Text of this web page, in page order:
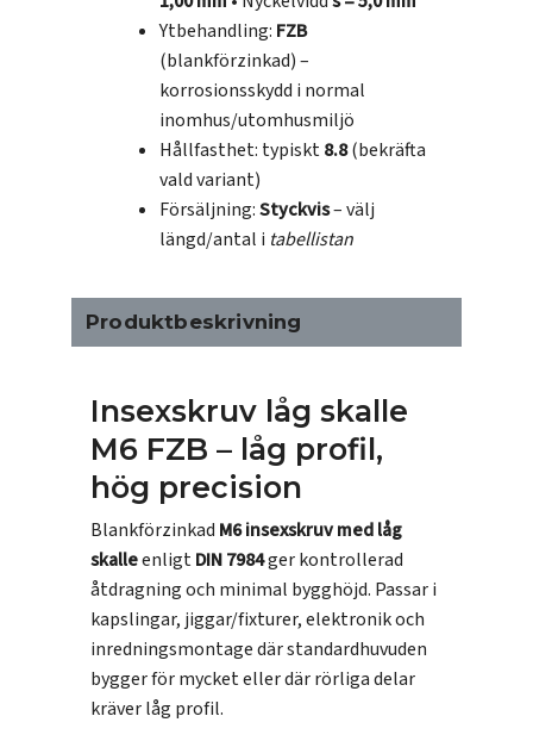
Ytbehandling: FZB
(blankförzinkad) –
korrosionsskydd i normal
inomhus/utomhusmiljö
Hållfasthet: typiskt8.8(bekräfta
vald variant)
Försäljning:Styckvis– välj
längd/antal i tabellistan
Produktbeskrivning
Insexskruv låg skalle
M6 FZB – låg profil,
hög precision
Blankförzinkad M6 insexskruv med låg
skalleenligtDIN 7984ger kontrollerad
åtdragning och minimal bygghöjd. Passar i
kapslingar, jiggar/fixturer, elektronik och
inredningsmontage där standardhuvuden
bygger för mycket eller där rörliga delar
kräver låg profil.